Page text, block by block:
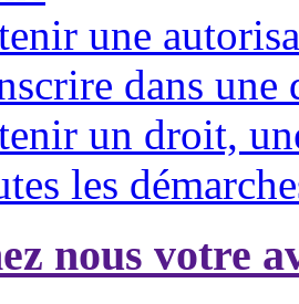
une
dans une
un droit,
les
nous votre